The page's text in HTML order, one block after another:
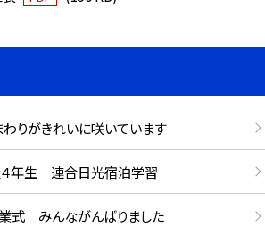
りがきれいに咲いています
年生 連合日光宿泊学習
式 みんながんばりました